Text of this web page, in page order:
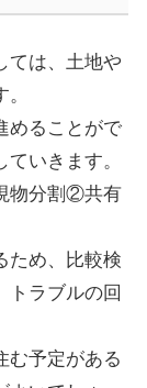
ては、土地や
めることがで
いきます。
物分割②共有
ため、比較検
トラブルの回
む予定がある